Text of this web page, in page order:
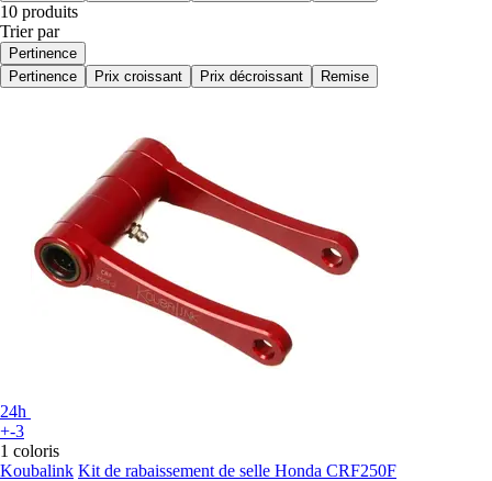
10 produits
Trier par
Pertinence
Pertinence
Prix croissant Prix décroissant Remise
24h
+-3
1 coloris
Koubalink Kit de rabaissement de selle Honda CRF250F